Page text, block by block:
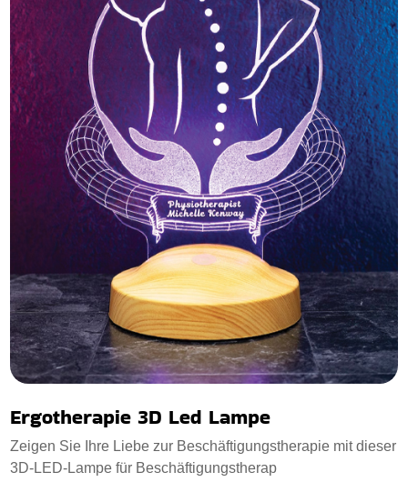
Ergotherapie 3D Led Lampe
Zeigen Sie Ihre Liebe zur Beschäftigungstherapie mit dieser
3D-LED-Lampe für Beschäftigungstherap